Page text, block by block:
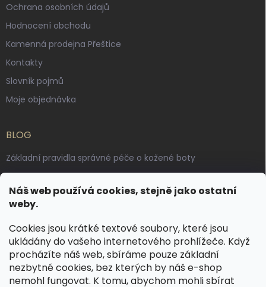
Náš web používá cookies, stejně jako ostatní
weby.
Cookies jsou krátké textové soubory, které jsou
ukládány do vašeho internetového prohlížeče. Když
procházíte náš web, sbíráme pouze základní
nezbytné cookies, bez kterých by náš e-shop
nemohl fungovat. K tomu, abychom mohli sbírat
Ochrana osobních údajů
Hodnocení obchodu
Kamenná prodejna Přeštice
Kontakty
Slovník pojmů
Moje objednávka
BLOG
Základní pravidla správné péče o kožené boty
Výroba českých kožených opasků: vůně pravé kůže, dotek
řemesla
KONTAKT
dotazy@spongr.cz